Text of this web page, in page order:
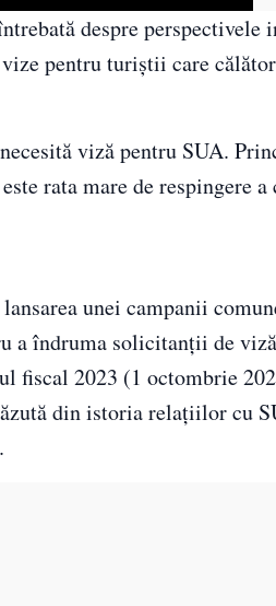
despre perspectivele
pentru turiștii care
viză pentru SUA.
rata mare de respingere
unei campanii
a îndruma solicitanții de
fiscal 2023 (1 octombrie
din istoria relațiilor cu